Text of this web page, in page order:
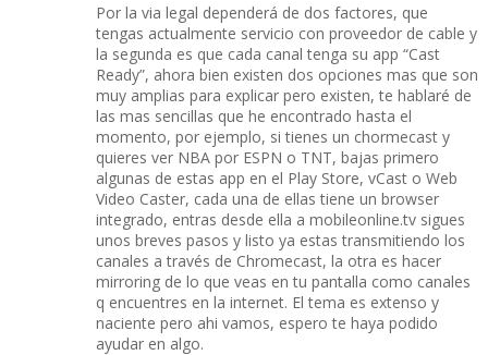
Por la via legal dependerá de dos factores, que
tengas actualmente servicio con proveedor de cable y
la segunda es que cada canal tenga su app “Cast
Ready”, ahora bien existen dos opciones mas que son
muy amplias para explicar pero existen, te hablaré de
las mas sencillas que he encontrado hasta el
momento, por ejemplo, si tienes un chormecast y
quieres ver NBA por ESPN o TNT, bajas primero
algunas de estas app en el Play Store, vCast o Web
Video Caster, cada una de ellas tiene un browser
integrado, entras desde ella a mobileonline.tv sigues
unos breves pasos y listo ya estas transmitiendo los
canales a través de Chromecast, la otra es hacer
mirroring de lo que veas en tu pantalla como canales
q encuentres en la internet. El tema es extenso y
naciente pero ahi vamos, espero te haya podido
ayudar en algo.